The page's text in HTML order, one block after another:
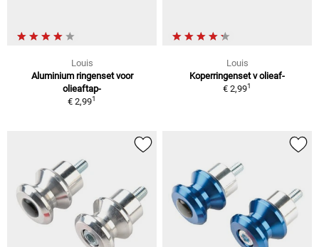
Louis
Aluminium ringenset voor
olieaftap-
€ 2,991
Louis
Koperringenset v olieaf-
€ 2,991